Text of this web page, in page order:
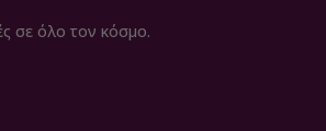
σε όλο τον κόσμο.